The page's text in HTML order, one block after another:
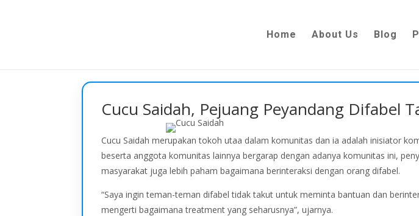
Home About Us Blog
Cucu Saidah, Pejuang Peyandang Difabel
Cucu Saidah merupakan tokoh utaa dalam komunitas dan ia adalah inisiator
beserta anggota komunitas lainnya bergarap dengan adanya komunitas ini,
masyarakat juga lebih paham bagaimana berinteraksi dengan orang difabel.
“Saya ingin teman-teman difabel tidak takut untuk meminta bantuan dan
mengerti bagaimana treatment yang seharusnya”, ujarnya.